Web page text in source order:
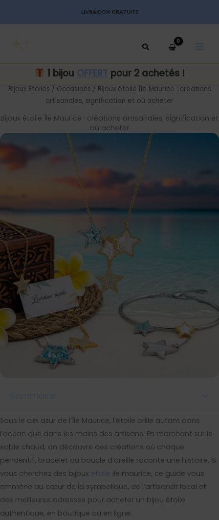
LIVRAISON GRATUITE
1 bijou OFFERT pour 2 achetés !
Bijoux Etoiles / Occasions / Bijoux étoile Île Maurice : créations
artisanales, signification et où acheter
Bijoux étoile Île Maurice : créations artisanales, signification et
où acheter
Sous le ciel azur de l’Île Maurice, l’étoile brille autant dans
l’océan que dans les mains des artisans. En marchant sur le
sable chaud, on découvre des créations où chaque
pendentif, bracelet ou boucle d’oreille raconte une histoire. Si
vous cherchez des bijoux etoile ile maurice, ce guide vous
emmène au cœur de la symbolique, de l’artisanat local et
des meilleures adresses pour acheter un bijou étoile
authentique, en boutique ou en ligne.